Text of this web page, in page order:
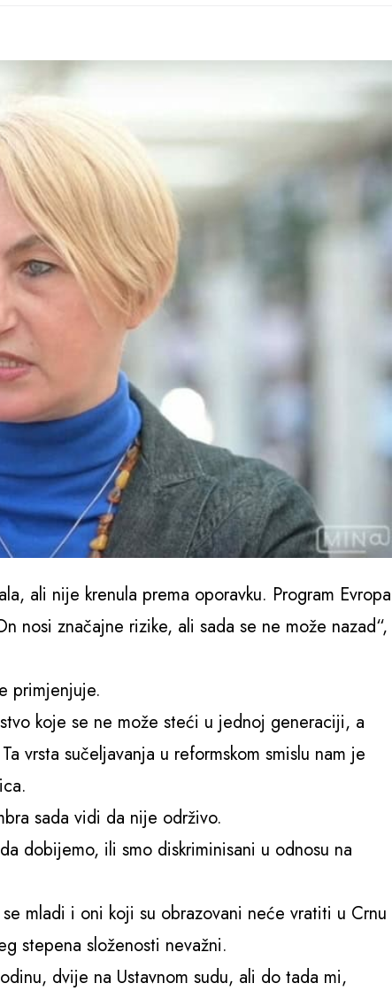
ali nije krenula prema oporavku. Program Evropa
nosi značajne rizike, ali sada se ne može nazad“,
primjenjuje.
koje se ne može steći u jednoj generaciji, a
vrsta sučeljavanja u reformskom smislu nam je
sada vidi da nije održivo.
dobijemo, ili smo diskriminisani u odnosu na
mladi i oni koji su obrazovani neće vratiti u Crnu
stepena složenosti nevažni.
dvije na Ustavnom sudu, ali do tada mi,